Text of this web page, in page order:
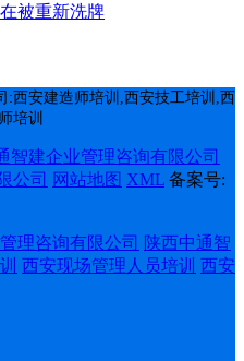
被重新洗牌
:西安建造师培训,西安技工培训,西
培训
智建企业管理咨询有限公司
公司 网站地图 XML 备案号:
理咨询有限公司 陕西中通智
西安现场管理人员培训 西安